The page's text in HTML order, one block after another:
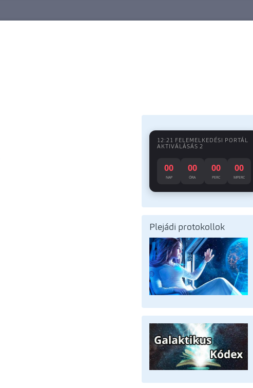
12:21 FELEMELKEDÉSI PORTÁL
AKTIVÁLÁSÁS 2
00
NAP
00
ÓRA
00
PERC
00
MPERC
Plejádi protokollok